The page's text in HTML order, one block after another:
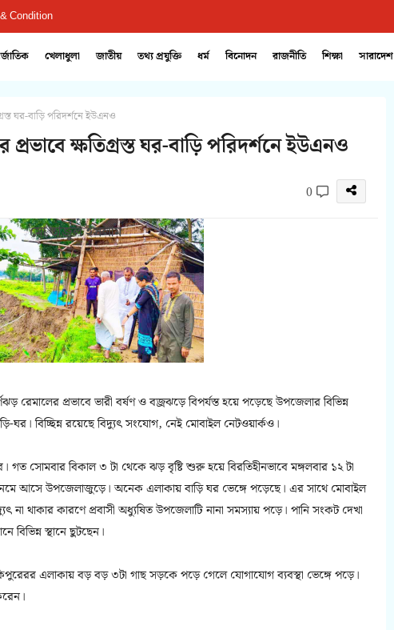
Condition
খেলাধুলা জাতীয় তথ্য প্রযুক্তি ধর্ম বিনোদন রাজনীতি শিক্ষা সারাদেশ
ঘর-বাড়ি পরিদর্শনে ইউএনও
ক্ষতিগ্রস্ত ঘর-বাড়ি পরিদর্শনে ইউএনও
0
রেমালের প্রভাবে ভারী বর্ষণ ও বজ্রঝড়ে বিপর্যস্ত হয়ে পড়েছে উপজেলার বিভিন্ন
ঘর। বিচ্ছিন্ন রয়েছে বিদ্যুৎ সংযোগ, নেই মোবাইল নেটওয়ার্কও।
গত সোমবার বিকাল ৩ টা থেকে ঝড় বৃষ্টি শুরু হয়ে বিরতিহীনভাবে মঙ্গলবার ১২ টা
নেমে আসে উপজেলাজুড়ে। অনেক এলাকায় বাড়ি ঘর ভেঙ্গে পড়েছে। এর সাথে মোবাইল
না থাকার কারণে প্রবাসী অধ্যুষিত উপজেলাটি নানা সমস্যায় পড়ে। পানি সংকট দেখা
বিভিন্ন স্থানে ছুটছেন।
এলাকায় বড় বড় ৩টা গাছ সড়কে পড়ে গেলে যোগাযোগ ব্যবস্থা ভেঙ্গে পড়ে।